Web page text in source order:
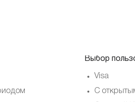
Выбор
Visa
С